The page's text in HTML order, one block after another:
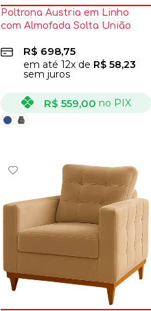
Poltrona Austria em Linho
com Almofada Solta União
R$ 698,75
em até 12x de R$ 58,23
sem juros
R$ 559,00 no PIX